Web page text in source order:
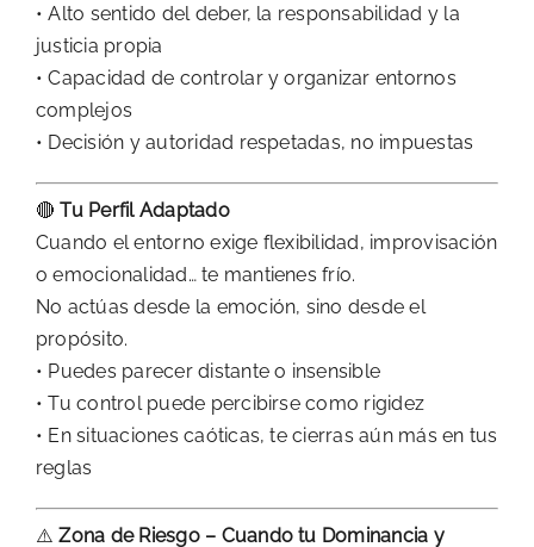
• Alto sentido del deber, la responsabilidad y la
justicia propia
• Capacidad de controlar y organizar entornos
complejos
• Decisión y autoridad respetadas, no impuestas
🔴Tu Perfil Adaptado
Cuando el entorno exige flexibilidad, improvisación
o emocionalidad… te mantienes frío.
No actúas desde la emoción, sino desde el
propósito.
• Puedes parecer distante o insensible
• Tu control puede percibirse como rigidez
• En situaciones caóticas, te cierras aún más en tus
reglas
⚠️Zona de Riesgo – Cuando tu Dominancia y